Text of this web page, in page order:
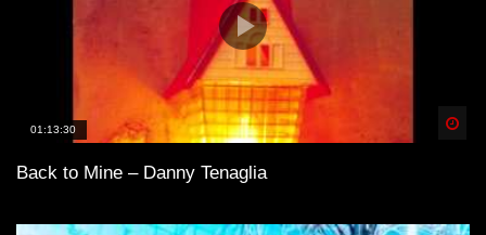
01:13:30
Back to Mine – Danny Tenaglia